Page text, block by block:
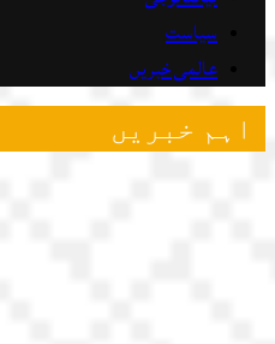
سیاست
عالمی خبریں
اہم خبریں